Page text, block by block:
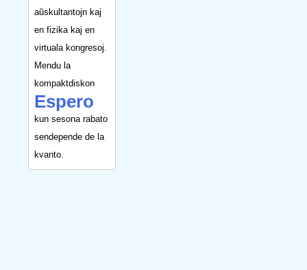
aŭskultantojn kaj
en fizika kaj en
virtuala kongresoj.
Mendu la
kompaktdiskon
Espero
kun sesona rabato
sendepende de la
kvanto.